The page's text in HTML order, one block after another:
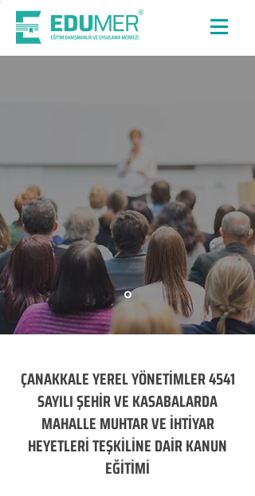
ÇANAKKALE YEREL YÖNETİMLER 4541
SAYILI ŞEHİR VE KASABALARDA
MAHALLE MUHTAR VE İHTİYAR
HEYETLERİ TEŞKİLİNE DAİR KANUN
EĞİTİMİ